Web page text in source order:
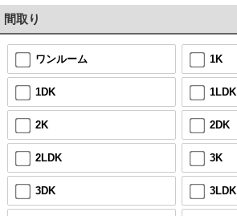
間取り
ワンルーム 1K
1DK 1LDK
2K 2DK
2LDK 3K
3DK 3LDK